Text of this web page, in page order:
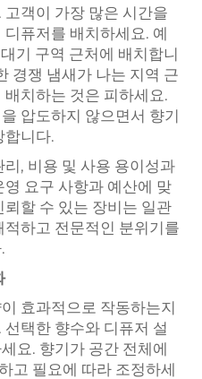
객이 가장 많은 시간을
퓨저를 배치하세요. 예
기 구역 근처에 배치합니
경쟁 냄새가 나는 지역 근
치하는 것은 피하세요.
압도하지 않으면서 향기
합니다.
, 비용 및 사용 용이성과
요구 사항과 예산에 맞
할 수 있는 장비는 일관
하고 전문적인 분위기를
효과적으로 작동하는지
택한 향수와 디퓨저 설
요. 향기가 공간 전체에
고 필요에 따라 조정하세